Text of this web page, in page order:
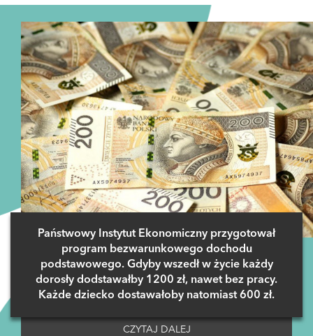
Państwowy Instytut Ekonomiczny przygotował
program bezwarunkowego dochodu
podstawowego. Gdyby wszedł w życie każdy
dorosły dodstawałby 1200 zł, nawet bez pracy.
Każde dziecko dostawałoby natomiast 600 zł.
CZYTAJ DALEJ